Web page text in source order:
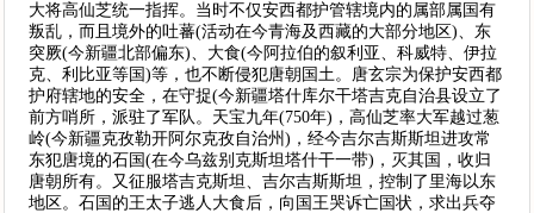
大将高仙芝统一指挥。当时不仅安西都护管辖境内的属部属国有
叛乱，而且境外的吐蕃(活动在今青海及西藏的大部分地区)、东
突厥(今新疆北部偏东)、大食(今阿拉伯的叙利亚、科威特、伊拉
克、利比亚等国)等，也不断侵犯唐朝国土。唐玄宗为保护安西都
护府辖地的安全，在守捉(今新疆塔什库尔干塔吉克自治县设立了
前方哨所，派驻了军队。天宝九年(750年)，高仙芝率大军越过葱
岭(今新疆克孜勒开阿尔克孜自治州)，经今吉尔吉斯斯坦进攻常
东犯唐境的石国(在今乌兹别克斯坦塔什干一带)，灭其国，收归
唐朝所有。又征服塔吉克斯坦、吉尔吉斯斯坦，控制了里海以东
地区。石国的王太子逃人大食后，向国王哭诉亡国状，求出兵夺